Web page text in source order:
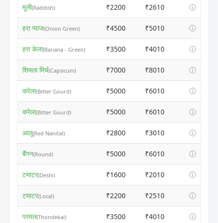
मूली(Raddish) ₹2200 ₹2610 ⓘ
हरा प्याज(Onion Green) ₹4500 ₹5010 ⓘ
हरा केला(Banana - Green) ₹3500 ₹4010 ⓘ
शिमला मिर्च(Capsicum) ₹7000 ₹8010 ⓘ
करेला(Bitter Gourd) ₹5000 ₹6010 ⓘ
करेला(Bitter Gourd) ₹5000 ₹6010 ⓘ
आलू(Red Nanital) ₹2800 ₹3010 ⓘ
बैंगन(Round) ₹5000 ₹6010 ⓘ
टमाटर(Deshi) ₹1600 ₹2010 ⓘ
टमाटर(Local) ₹2200 ₹2510 ⓘ
परमल(Thondekai) ₹3500 ₹4010 ⓘ